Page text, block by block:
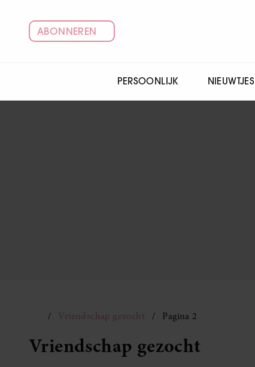
ABONNEREN
PERSOONLIJK NIEUWTJES
Vriendschap gezocht Pagina 2
Vriendschap gezocht